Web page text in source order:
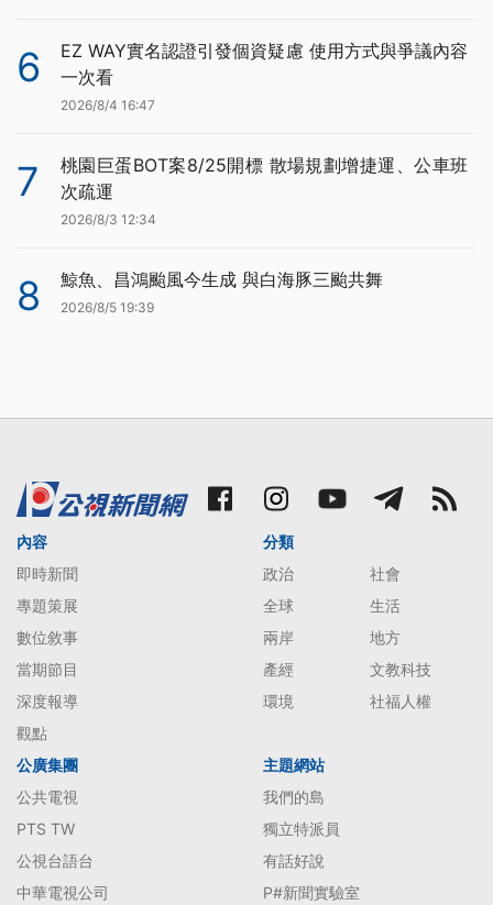
6
EZ WAY實名認證引發個資疑慮 使用方式與爭議內容
一次看
2026/8/4 16:47
7
桃園巨蛋BOT案8/25開標 散場規劃增捷運、公車班
次疏運
2026/8/3 12:34
8 鯨魚、昌鴻颱風今生成 與白海豚三颱共舞
2026/8/5 19:39
內容
即時新聞
專題策展
數位敘事
當期節目
深度報導
觀點
分類
政治
社會
全球
生活
兩岸
地方
產經
文教科技
環境
社福人權
公廣集團
公共電視
PTS TW
公視台語台
中華電視公司
主題網站
我們的島
獨立特派員
有話好說
P#新聞實驗室